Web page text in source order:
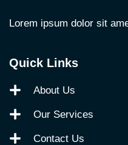
Lorem ipsum dolor sit
Quick Links
About Us
Our Services
Contact Us